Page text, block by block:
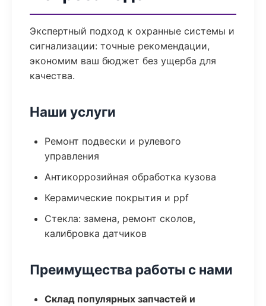
Экспертный подход к охранные системы и
сигнализации: точные рекомендации,
экономим ваш бюджет без ущерба для
качества.
Наши услуги
Ремонт подвески и рулевого
управления
Антикоррозийная обработка кузова
Керамические покрытия и ppf
Стекла: замена, ремонт сколов,
калибровка датчиков
Преимущества работы с нами
Склад популярных запчастей и